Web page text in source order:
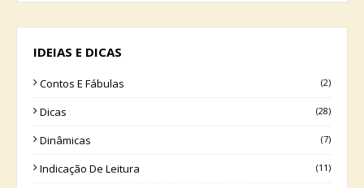
IDEIAS E DICAS
Contos E Fábulas (2)
Dicas (28)
Dinâmicas (7)
Indicação De Leitura (11)